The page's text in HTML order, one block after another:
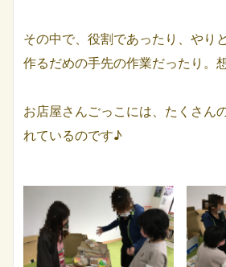
その中で、役割であったり、やり
作るだめの手先の作業だったり。
お店屋さんごっこには、たくさん
れているのです♪